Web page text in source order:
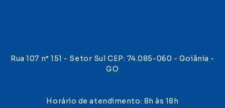
Rua 107 n° 151 - Setor Sul CEP: 74.085-060 - Goiânia -
GO
Horário de atendimento: 8h às 18h